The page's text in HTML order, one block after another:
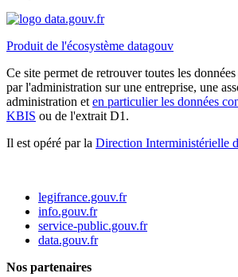
Produit de l'écosystème datagouv
Ce site permet de retrouver toutes les
par l'administration sur une entreprise, une
administration et en particulier les données
KBIS ou de l'extrait D1.
Il est opéré par la Direction Interministérielle
legifrance.gouv.fr
info.gouv.fr
service-public.gouv.fr
data.gouv.fr
Nos partenaires